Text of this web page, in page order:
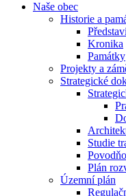
Naše obec
Historie a
Kronika
Památky
Projekty a
Strategické
Studie
Plán
Územní plán